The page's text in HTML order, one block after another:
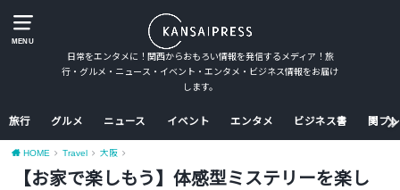
MENU
日常をエンタメに！関西からおもろい情報を発信するメディア！旅
行・グルメ・ニュース・イベント・エンタメ・ビジネス情報をお届け
します。
旅行 グルメ ニュース イベント エンタメ ビジネス書 関プ
HOME Travel 大阪
【お家で楽しもう】体感型ミステリーを楽し